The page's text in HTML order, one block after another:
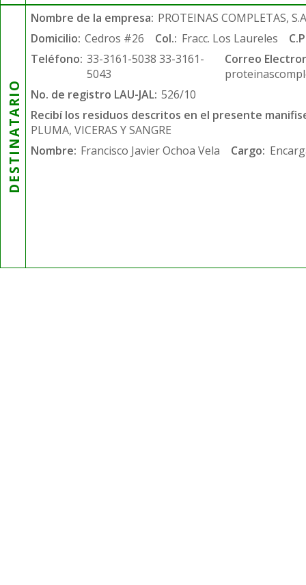
DESTINATARIO
Nombre de la empresa: PROTEINAS COMPLETAS,
Domicilio: Cedros #26 Col.: Fracc. Los Laureles
Teléfono: 33-3161-5038 33-3161-
5043
Correo
No. de registro LAU-JAL: 526/10
Recibí los residuos descritos en el presente
PLUMA, VICERAS Y SANGRE
Nombre: Francisco Javier Ochoa Vela Cargo: